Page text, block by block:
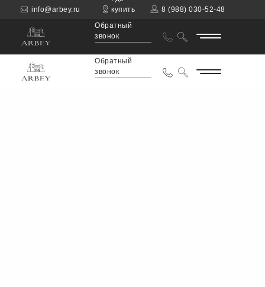
купить
8 (988) 030-52-48
info@arbey.ru
Обратный
звонок
Обратный
звонок